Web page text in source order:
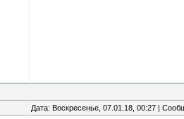
Дата: Воскресенье, 07.01.18, 00:27 |